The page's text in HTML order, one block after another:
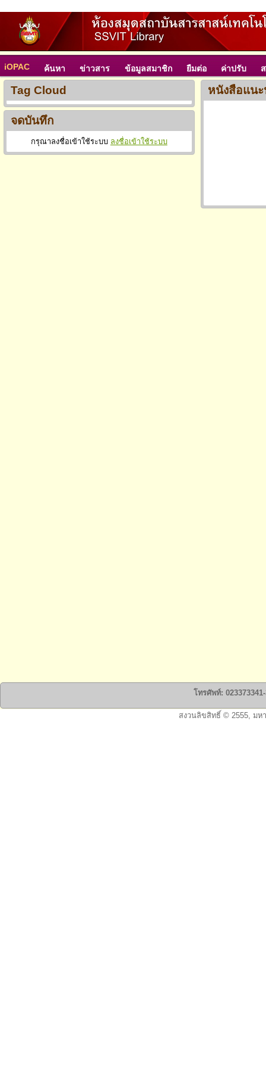
iOPAC ค้นหา ข่าวสาร ข้อมูลสมาชิก ยืมต่อ ค่าปรับ
Tag Cloud
จดบันทึก
กรุณาลงชื่อเข้าใช้ระบบ ลงชื่อเข้าใช้ระบบ
หนังสือแน
โทรศัพท์:
สงวนลิขสิทธิ์ © 2555, มห